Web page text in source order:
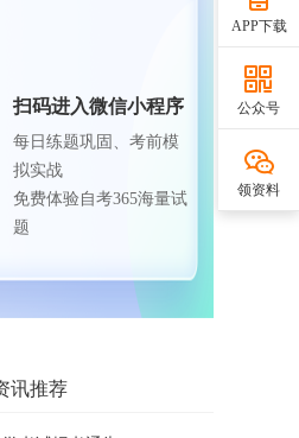
扫码进入微信小程序
每日练题巩固、考前模
拟实战
免费体验自考365海量试
题
讯推荐
APP下载
公众号
领资料